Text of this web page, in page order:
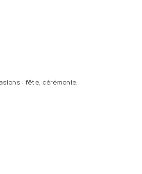
: fête, cérémonie,